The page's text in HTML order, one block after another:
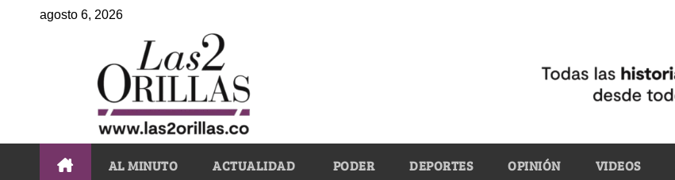
agosto 6, 2026
AL MINUTO ACTUALIDAD PODER DEPORTES OPINIÓN VIDEOS